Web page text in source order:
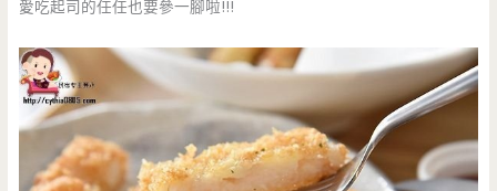
愛吃起司的任任也要參一腳啦!!!